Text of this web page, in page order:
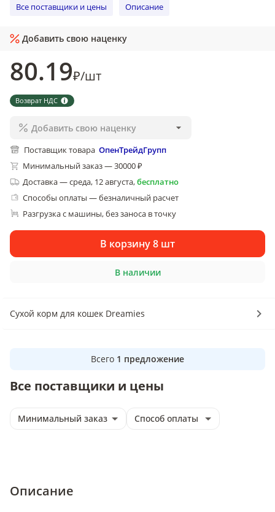
Все поставщики и цены Описание
Добавить свою наценку
80.19₽/шт
Возврат НДС
Добавить свою наценку
Поставщик товара ОпенТрейдГрупп
Минимальный заказ — 30000 ₽
Доставка—среда, 12 августа,бесплатно
Способы оплаты — безналичный расчет
Разгрузка с машины, без заноса в точку
В корзину 8 шт
В наличии
Сухой корм для кошек Dreamies
Всего 1 предложение
Все поставщики и цены
Минимальный заказ Способ оплаты
Описание